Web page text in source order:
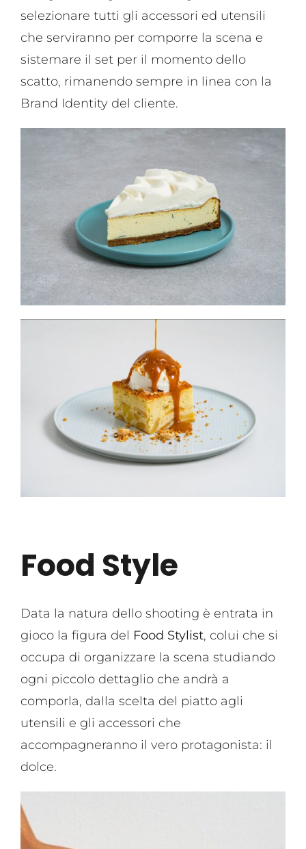
selezionare tutti gli accessori ed utensili
che serviranno per comporre la scena e
sistemare il set per il momento dello
scatto, rimanendo sempre in linea con la
Brand Identity del cliente.
Food Style
Data la natura dello shooting è entrata in
gioco la figura del Food Stylist, colui che si
occupa di organizzare la scena studiando
ogni piccolo dettaglio che andrà a
comporla, dalla scelta del piatto agli
utensili e gli accessori che
accompagneranno il vero protagonista: il
dolce.